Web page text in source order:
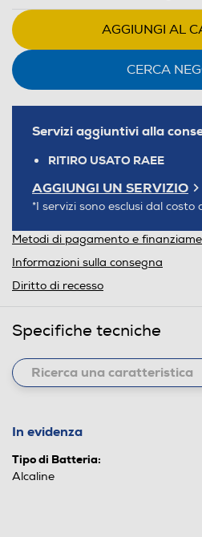
AGGIUNGI AL
CERCA
Servizi aggiuntivi alla
RITIRO USATO RAEE
AGGIUNGI UN SERVIZIO
*I servizi sono esclusi dal costo
Metodi di pagamento e
Informazioni sulla consegna
Diritto di recesso
Specifiche tecniche
In evidenza
Tipo di Batteria:
Alcaline